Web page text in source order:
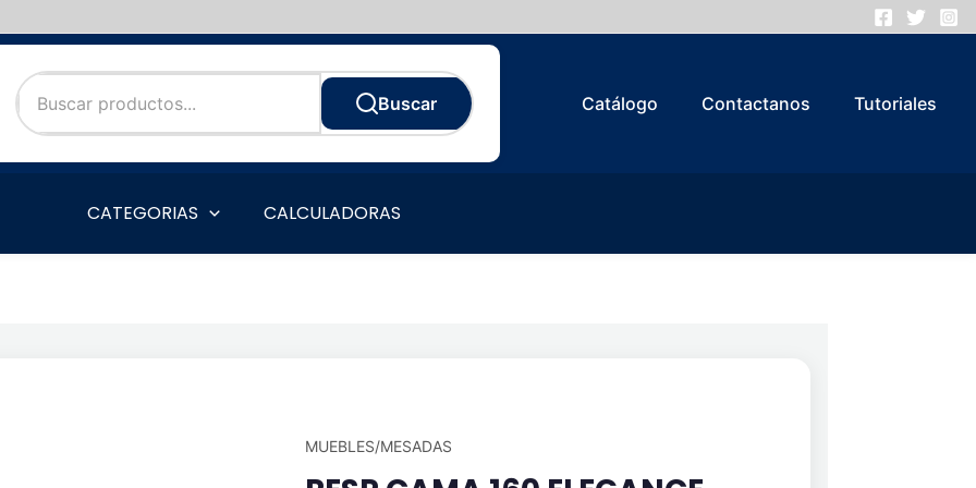
Buscar
Catálogo Contactanos Tutoriales
CATEGORIAS CALCULADORAS
MUEBLES/MESADAS